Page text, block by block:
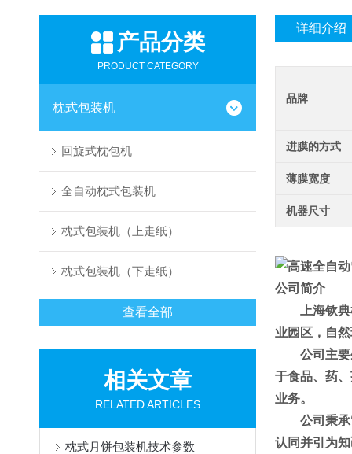
产品分类
PRODUCT CATEGORY
枕式包装机
回旋式枕包机
全自动枕式包装机
枕式包装机（上走纸）
枕式包装机（下走纸）
查看全部
相关文章
RELATED ARTICLES
枕式月饼包装机技术参数
详细介绍
品牌
进膜的方式
薄膜宽度
机器尺寸
公司简介
上海钦
业园区，自
公司主
于食品、药
业务。
公司秉
认同并引为